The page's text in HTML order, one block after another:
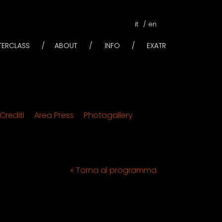
it en
ABOUT INFO EXATR
Crediti Area Press Photogallery
« Torna al programma